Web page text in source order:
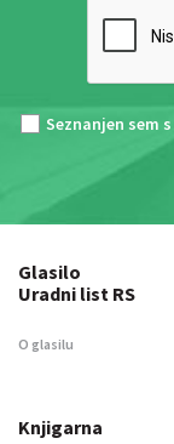
Seznanjen sem s
Glasilo
Uradni list RS
O glasilu
Knjigarna